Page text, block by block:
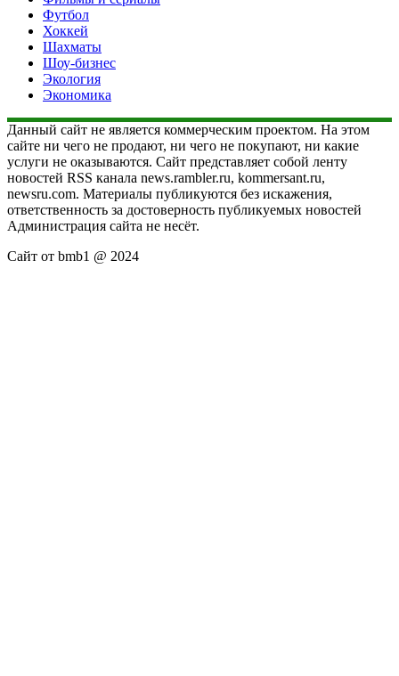
Футбол
Хоккей
Шахматы
Шоу-бизнес
Экология
Экономика
Данный сайт не является коммерческим проектом. На этом
сайте ни чего не продают, ни чего не покупают, ни какие
услуги не оказываются. Сайт представляет собой ленту
новостей RSS канала news.rambler.ru, kommersant.ru,
newsru.com. Материалы публикуются без искажения,
ответственность за достоверность публикуемых новостей
Администрация сайта не несёт.
Сайт от bmb1 @ 2024